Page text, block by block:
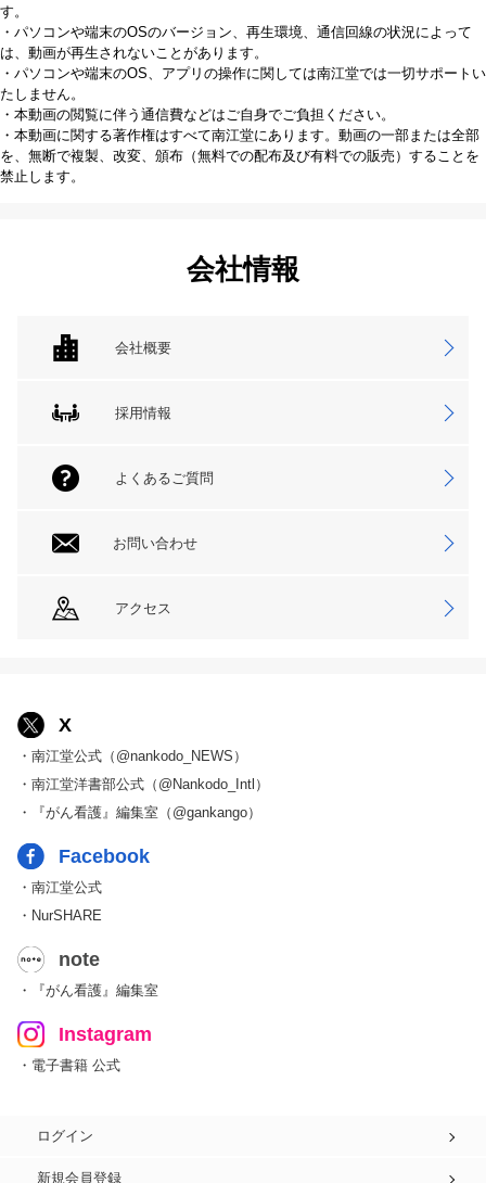
す。
・パソコンや端末のOSのバージョン、再生環境、通信回線の状況によって
は、動画が再生されないことがあります。
・パソコンや端末のOS、アプリの操作に関しては南江堂では一切サポートい
たしません。
・本動画の閲覧に伴う通信費などはご自身でご負担ください。
・本動画に関する著作権はすべて南江堂にあります。動画の一部または全部
を、無断で複製、改変、頒布（無料での配布及び有料での販売）することを
禁止します。
会社情報
会社概要
採用情報
よくあるご質問
お問い合わせ
アクセス
X
・南江堂公式（@nankodo_NEWS）
・南江堂洋書部公式（@Nankodo_Intl）
・『がん看護』編集室（@gankango）
Facebook
・南江堂公式
・NurSHARE
note
・『がん看護』編集室
Instagram
・電子書籍 公式
ログイン
新規会員登録